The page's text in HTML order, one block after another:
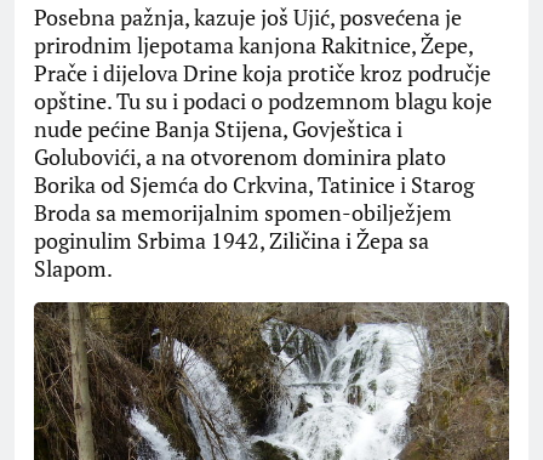
Posebna pažnja, kazuje još Ujić, posvećena je
prirodnim ljepotama kanjona Rakitnice, Žepe,
Prače i dijelova Drine koja protiče kroz područje
opštine. Tu su i podaci o podzemnom blagu koje
nude pećine Banja Stijena, Govještica i
Golubovići, a na otvorenom dominira plato
Borika od Sjemća do Crkvina, Tatinice i Starog
Broda sa memorijalnim spomen-obilježjem
poginulim Srbima 1942, Ziličina i Žepa sa
Slapom.